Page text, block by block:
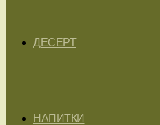
ДЕСЕРТ
НАПИТКИ